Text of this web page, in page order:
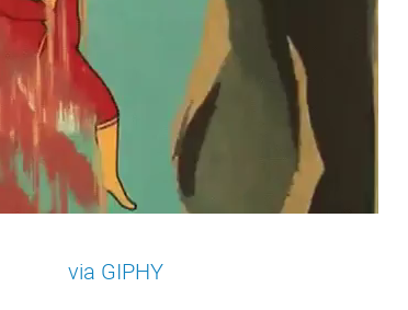
via GIPHY